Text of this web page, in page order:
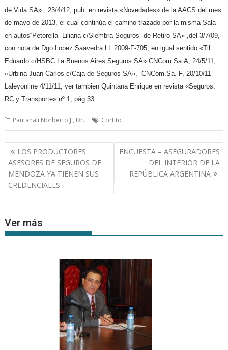
de Vida SA» , 23/4/12, pub. en revista «Novedades» de la AACS del mes
de mayo de 2013, el cual continúa el camino trazado por la misma Sala
en autos“Petorella Liliana c/Siembra Seguros de Retiro SA» ,del 3/7/09,
con nota de Dgo.Lopez Saavedra LL 2009-F-705; en igual sentido «Til
Eduardo c/HSBC La Buenos Aires Seguros SA» CNCom.Sa.A, 24/5/11;
«Urbina Juan Carlos c/Caja de Seguros SA», CNCom.Sa. F, 20/10/11
Laleyonline 4/11/11; ver tambien Quintana Enrique en revista «Seguros,
RC y Transporte» nº 1, pág.33.
Pantanali Norberto J., Dr. Cortito
Navegación
de
entradas
LOS PRODUCTORES
ASESORES DE SEGUROS DE
MENDOZA YA TIENEN SUS
CREDENCIALES
ENCUESTA – ASEGURADORES
DEL INTERIOR DE LA
REPÚBLICA ARGENTINA
Ver más